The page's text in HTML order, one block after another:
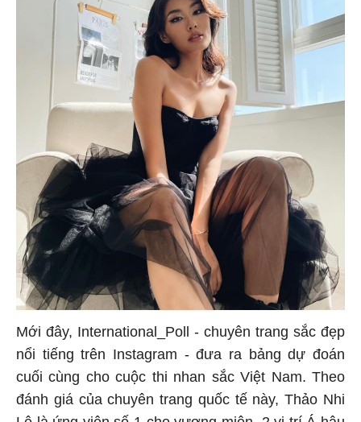
Mới đây, International_Poll - chuyên trang sắc đẹp
nổi tiếng trên Instagram - đưa ra bảng dự đoán
cuối cùng cho cuộc thi nhan sắc Việt Nam. Theo
đánh giá của chuyên trang quốc tế này, Thảo Nhi